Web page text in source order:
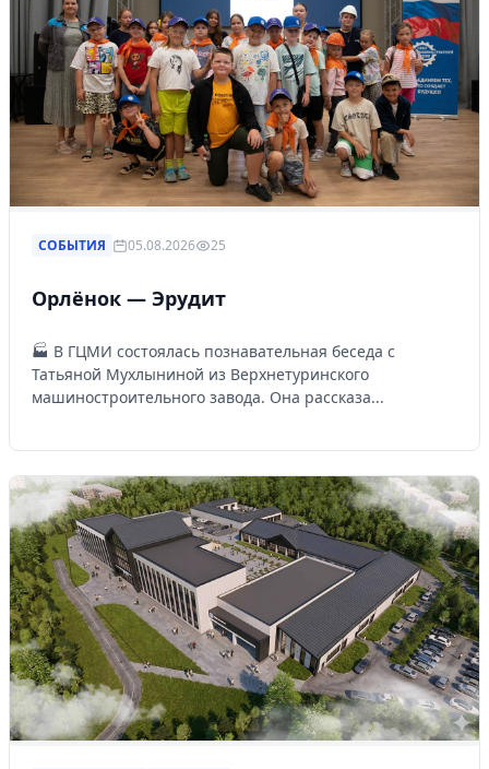
СОБЫТИЯ 05.08.2026 25
Орлёнок — Эрудит
🏭 В ГЦМИ состоялась познавательная беседа с
Татьяной Мухлыниной из Верхнетуринского
машиностроительного завода. Она рассказа...